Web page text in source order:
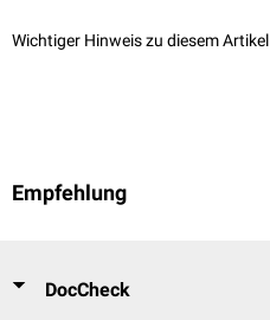
Wichtiger Hinweis zu diesem Artikel
Empfehlung
DocCheck